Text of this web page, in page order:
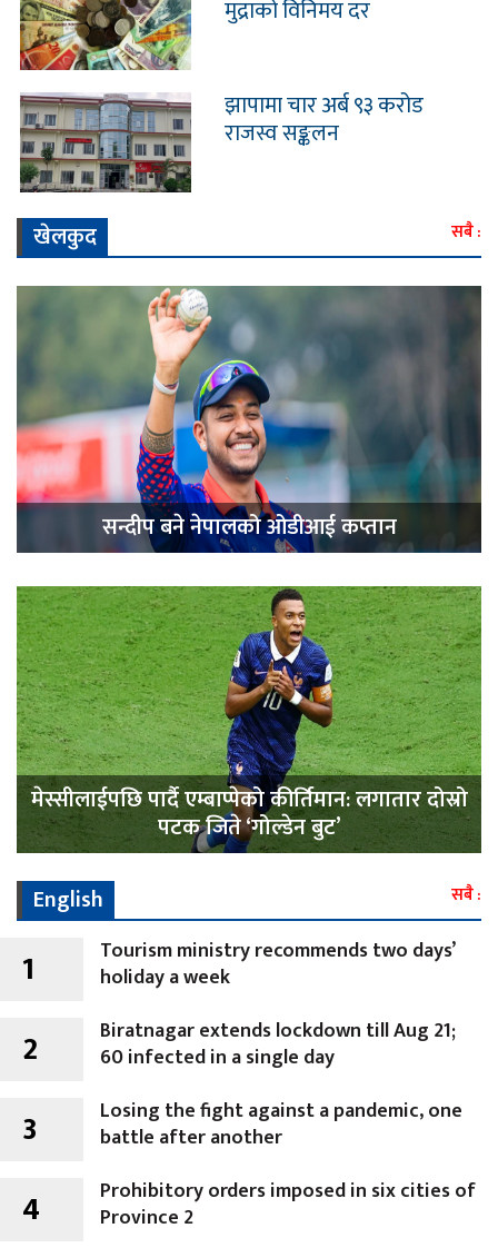
मुद्राको विनिमय दर
झापामा चार अर्ब ९३ करोड
राजस्व सङ्कलन
खेलकुद सबै :
सन्दीप बने नेपालको ओडीआई कप्तान
मेस्सीलाईपछि पार्दै एम्बाप्पेको कीर्तिमान: लगातार दोस्रो
पटक जिते ‘गोल्डेन बुट’
English
सबै :
1
Tourism ministry recommends two days’
holiday a week
2
Biratnagar extends lockdown till Aug 21;
60 infected in a single day
3
Losing the fight against a pandemic, one
battle after another
4
Prohibitory orders imposed in six cities of
Province 2